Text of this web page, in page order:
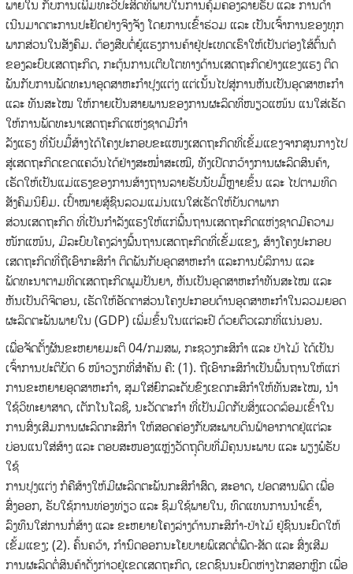
ພາຍໃນ ກັບການເພີ່ມທະວີປະສິດທິພາບໃນການຄຸ້ມຄອງລາຍຮັບ ແລະ ການດໍາ
ເນີນມາດຕະການປະຢັດຢ່າງຈິງຈັງ ໂດຍການເຂົ້າຮ່ວມ ແລະ ເປັນເຈົ້າການຂອງທຸກ
ພາກສ່ວນໃນສັງຄົມ. ຕ້ອງສືບຕໍ່ຍູ້ແຮງການຄ້າຢູ່ປະເທດເຮົາໃຫ້ເປັນຕ່ອງໂສ້ຕົ້ນຕໍ
ຂອງລະບົບເສດຖະກິດ, ກະຕຸ້ນການເຕີບໂຕທາງດ້ານເສດຖະກິດຢ່າງແຂງແຮງ ຕິດ
ພັນກັບການພັດທະນາອຸດສາຫະກໍາປຸງແຕ່ງ ແຕ່ເນັ້ນໄປສູ່ການຫັນເປັນອຸດສາຫະກໍາ
ແລະ ທັນສະໄໝ ໃຫ້ກາຍເປັນສາຍພານຂອງການຜະລິດທີ່ໜຽວແໜ້ນ ແນໃສ່ເຮັດ
ໃຫ້ການພັດທະນາເສດຖະກິດແຫ່ງຊາດມີກໍາ
ລັງແຮງ ທີ່ນັບມື້ສ້າງໄດ້ໂຄງປະກອບຂະແໜງເສດຖະກິດທີ່ເຂັ້ມແຂງຈາກສູນກາງໄປ
ສູ່ເສດຖະກິດເຂດແຄວ້ນໄດ້ຢ່າງສະໝໍ່າສະເໝີ, ທັງເປີດກວ້າງການຜະລິດສິນຄ້າ,
ເຮັດໃຫ້ເປັນແມ່ແຮງຂອງການສ້າງຖານລາຍຮັບນັບມື້ຫຼາຍຂຶ້ນ ແລະ ໄປຕາມທິດ
ສັງຄົມນິຍົມ. ເປົ້າໝາຍສູ້ຊົນລວມແມ່ນແນໃສ່ເຮັດໃຫ້ບັນດາພາກ
ສ່ວນເສດຖະກິດ ທີ່ເປັນກໍາລັງແຮງໃຫ້ແກ່ພື້ນຖານເສດຖະກິດແຫ່ງຊາດມີຄວາມ
ໜັກແໜ້ນ, ມີລະບົບໂຄງລ່າງພື້ນຖານເສດຖະກິດທີ່ເຂັ້ມແຂງ, ສ້າງໂຄງປະກອບ
ເສດຖະກິດທີ່ຖືເອົາກະສິກໍາ ຕິດພັນກັບອຸດສາຫະກໍາ ແລະການບໍລິການ ແລະ
ພັດທະນາຕາມທິດເສດຖະກິດພູມປັນຍາ, ຫັນເປັນອຸດສາຫະກໍາທັນສະໄໝ ແລະ
ຫັນເປັນດິຈິຕອນ, ເຮັດໃຫ້ອັດຕາສ່ວນໂຄງປະກອບດ້ານອຸດສາຫະກໍາໃນລວມຍອດ
ຜະລິດຕະພັນພາຍໃນ (GDP) ເພີ່ມຂຶ້ນໃນແຕ່ລະປີ ດ້ວຍຕົວເລກທີ່ແນ່ນອນ.
ເພື່ອຈັດຕັ້ງຜັນຂະຫຍາຍມະຕິ 04/ກມສພ, ກະຊວງກະສິກໍາ ແລະ ປ່າໄມ້ ໄດ້ເປັນ
ເຈົ້າການປະຕິບັດ 6 ໜ້າວຽກທີ່ສໍາຄັນ ຄື: (1). ຖືເອົາກະສິກໍາເປັນພື້ນຖານໃຫ້ແກ່
ການຂະຫຍາຍອຸດສາຫະກໍາ, ສຸມໃສ່ຍົກລະດັບຂົງເຂດກະສິກໍາໃຫ້ທັນສະໄໝ, ນໍາ
ໃຊ້ວິທະຍາສາດ, ເຕັກໂນໂລຊີ, ນະວັດຕະກໍາ ທີ່ເປັນມິດກັບສິ່ງແວດລ້ອມເຂົ້າໃນ
ການສົ່ງເສີມການຜະລິດກະສິກໍາ ໃຫ້ສອດຄ່ອງກັບສະພາບດິນຟ້າອາກາດຢູ່ແຕ່ລະ
ບ່ອນແນໃສ່ສ້າງ ແລະ ຕອບສະໜອງແຫຼ່ງວັດຖຸດິບທີ່ມີຄຸນນະພາບ ແລະ ພຽງພໍຮັບ
ໃຊ້
ການປຸງແຕ່ງ ກໍຄືສ້າງໃຫ້ມີຜະລິດຕະພັນກະສິກໍາສົດ, ສະອາດ, ປອດສານພິດ ເພື່ອ
ສົ່ງອອກ, ຮັບໃຊ້ການທ່ອງທ່ຽວ ແລະ ຊົມໃຊ້ພາຍໃນ, ທົດແທນການນໍາເຂົ້າ,
ລົງທຶນໃສ່ການກໍ່ສ້າງ ແລະ ຂະຫຍາຍໂຄງລ່າງດ້ານກະສິກໍາ-ປ່າໄມ້ ຢູ່ຊົນນະບົດໃຫ້
ເຂັ້ມແຂງ; (2). ຄົ້ນຄວ້າ, ກໍານົດອອກນະໂຍບາຍພິເສດຕໍ່ພືດ-ສັດ ແລະ ສົ່ງເສີມ
ການຜະລິດຕໍ່ສິນຄ້າດັ່ງກ່າວຢູ່ເຂດເສດຖະກິດ, ເຂດຊົນນະບົດຫ່າງໄກສອກຫຼີກ ເພື່ອ